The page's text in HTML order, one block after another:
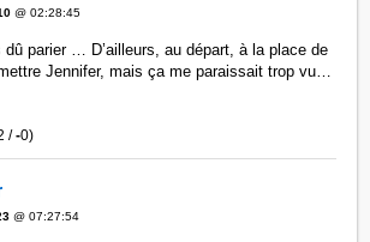
@ 02:28:45
parier … D’ailleurs, au départ, à la place de
Jennifer, mais ça me paraissait trop vu…
/-0)
@ 07:27:54